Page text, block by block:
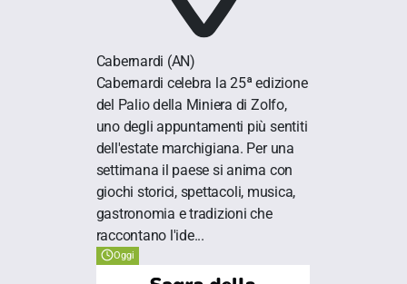
Cabernardi (AN)
Cabernardi celebra la 25ª edizione
del Palio della Miniera di Zolfo,
uno degli appuntamenti più sentiti
dell'estate marchigiana. Per una
settimana il paese si anima con
giochi storici, spettacoli, musica,
gastronomia e tradizioni che
raccontano l'ide...
Oggi